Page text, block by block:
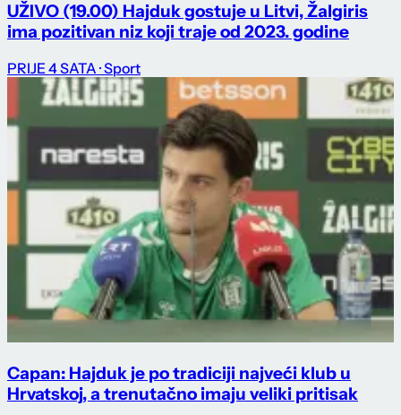
UŽIVO (19.00) Hajduk gostuje u Litvi, Žalgiris
ima pozitivan niz koji traje od 2023. godine
PRIJE 4 SATA · Sport
Capan: Hajduk je po tradiciji najveći klub u
Hrvatskoj, a trenutačno imaju veliki pritisak